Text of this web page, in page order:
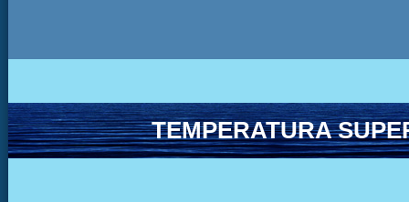
TEMPERATURA